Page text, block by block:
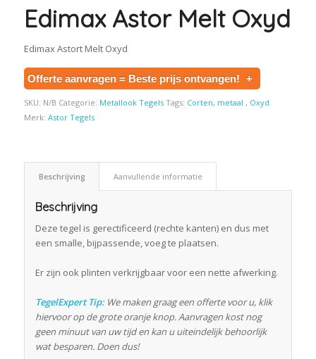
Edimax Astor Melt Oxyd
Edimax Astort Melt Oxyd
Offerte aanvragen = Beste prijs ontvangen! +
SKU: N/B Categorie: Metallook Tegels Tags: Corten, metaal , Oxyd
Merk: Astor Tegels
Beschrijving Aanvullende informatie
Beschrijving
Deze tegel is gerectificeerd (rechte kanten) en dus met
een smalle, bijpassende, voeg te plaatsen.
Er zijn ook plinten verkrijgbaar voor een nette afwerking.
TegelExpert Tip:We maken graag een offerte voor u, klik
hiervoor op de grote oranje knop. Aanvragen kost nog
geen minuut van uw tijd en kan u uiteindelijk behoorlijk
wat besparen. Doen dus!